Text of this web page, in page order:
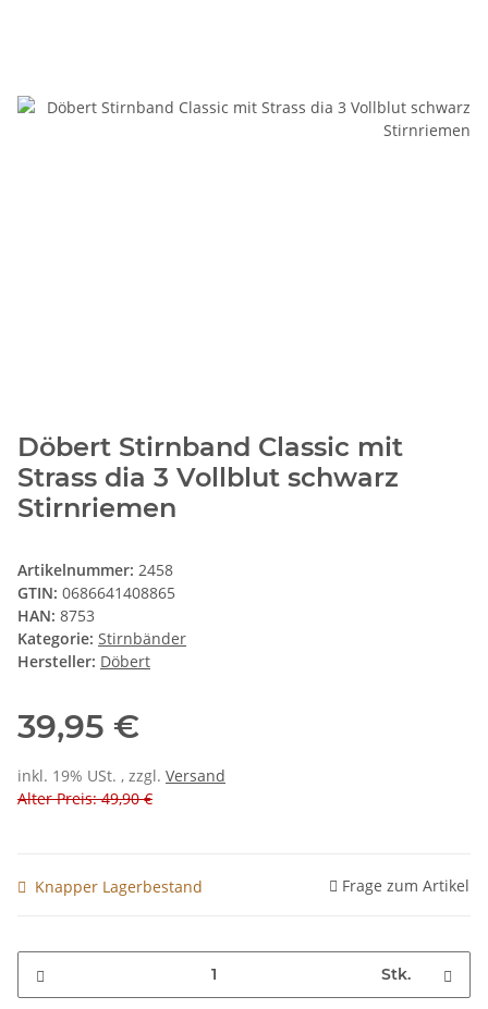
Döbert Stirnband Classic mit
Strass dia 3 Vollblut schwarz
Stirnriemen
Artikelnummer: 2458
GTIN: 0686641408865
HAN: 8753
Kategorie: Stirnbänder
Hersteller: Döbert
39,95 €
inkl. 19% USt. , zzgl. Versand
Alter Preis: 49,90 €
Knapper Lagerbestand Frage zum Artikel
Stk.